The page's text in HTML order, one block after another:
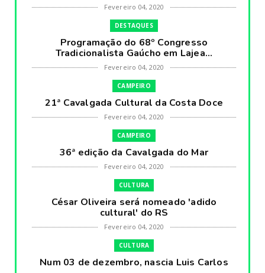
Fevereiro 04, 2020
DESTAQUES
Programação do 68º Congresso
Tradicionalista Gaúcho em Lajea...
Fevereiro 04, 2020
CAMPEIRO
21ª Cavalgada Cultural da Costa Doce
Fevereiro 04, 2020
CAMPEIRO
36ª edição da Cavalgada do Mar
Fevereiro 04, 2020
CULTURA
César Oliveira será nomeado 'adido
cultural' do RS
Fevereiro 04, 2020
CULTURA
Num 03 de dezembro, nascia Luis Carlos